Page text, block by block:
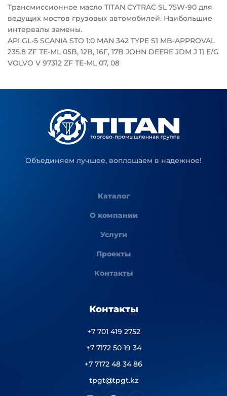
Трансмиссионное масло TITAN CYTRAC SL 75W-90 для
ведущих мостов грузовых автомобилей. Наибольшие
интервалы замены.
API GL-5 SCANIA STO 1:0 MAN 342 TYPE S1 MB-APPROVAL
235.8 ZF TE-ML 05B, 12B, 16F, 17B JOHN DEERE JDM J 11 E/G
VOLVO V 97312 ZF TE-ML 07, 08
Объединяем лучшее, воплощаем в надежное!
Каталог
О компании
Услуги
Проекты
Контакты
Контакты
+7 701 419 2752
+7 7172 50 19 34
+7 7172 48 34 86
tpgt@tpgt.kz